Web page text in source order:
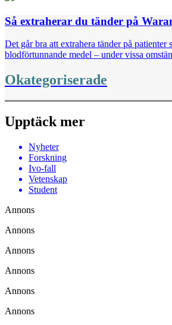
Så extraherar du tänder på
Det går bra att extrahera tänder på patienter
blodförtunnande medel – under vissa
Okategoriserade
Upptäck mer
Nyheter
Forskning
Ivo-fall
Vetenskap
Student
Annons
Annons
Annons
Annons
Annons
Annons